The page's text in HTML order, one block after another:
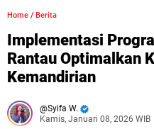
Home / Berita
Implementasi
Rantau Optimalkan
Kemandirian
Syifa W.
Kamis, Januari 08, 2026 WIB